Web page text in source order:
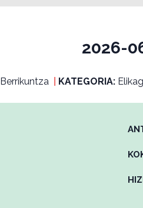
2026-
Berrikuntza KATEGORIA: